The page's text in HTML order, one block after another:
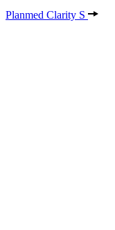
Planmed Clarity S